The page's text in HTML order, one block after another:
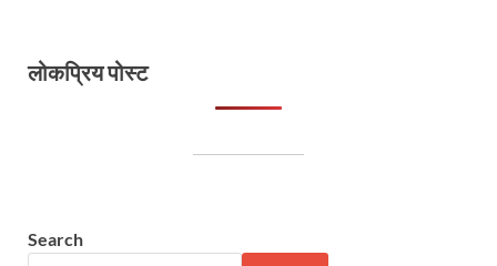
लोकप्रिय पोस्ट
Search